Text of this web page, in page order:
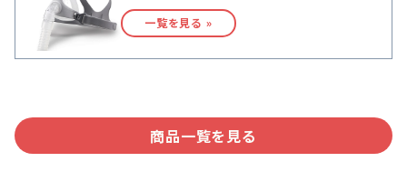
一覧を見る »
商品一覧を見る